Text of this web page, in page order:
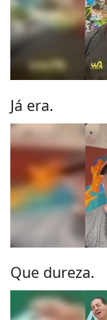
Já era.
Que dureza.